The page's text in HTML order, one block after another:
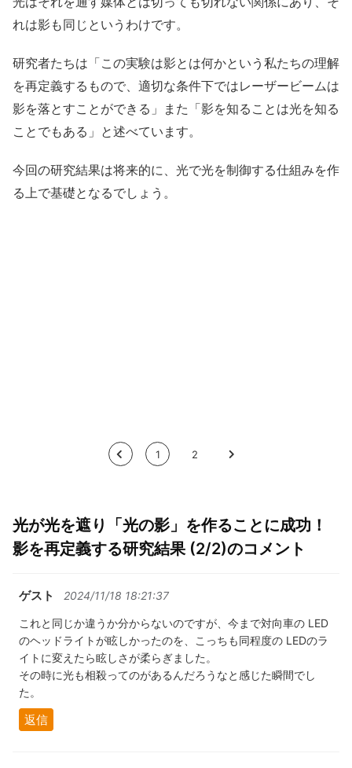
れは影も同じというわけです。
研究者たちは「この実験は影とは何かという私たちの理解
を再定義するもので、適切な条件下ではレーザービームは
影を落とすことができる」また「影を知ることは光を知る
ことでもある」と述べています。
今回の研究結果は将来的に、光で光を制御する仕組みを作
る上で基礎となるでしょう。
< 1 2 >
光が光を遮り「光の影」を作ることに成功！
影を再定義する研究結果 (2/2)のコメント
ゲスト 2024/11/18 18:21:37
これと同じか違うか分からないのですが、今まで対向車の LED
のヘッドライトが眩しかったのを、こっちも同程度の LEDのラ
イトに変えたら眩しさが柔らぎました。
その時に光も相殺ってのがあるんだろうなと感じた瞬間でし
た。
返信